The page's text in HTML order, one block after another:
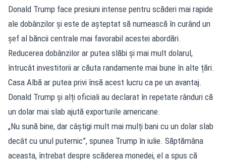
Donald Trump face presiuni intense pentru scăderi mai rapide
ale dobânzilor și este de așteptat să numească în curând un
șef al băncii centrale mai favorabil acestei abordări.
Reducerea dobânzilor ar putea slăbi și mai mult dolarul,
întrucât investitorii ar căuta randamente mai bune în alte țări.
Casa Albă ar putea privi însă acest lucru ca pe un avantaj.
Donald Trump și alți oficiali au declarat în repetate rânduri că
un dolar mai slab ajută exporturile americane.
„Nu sună bine, dar câștigi mult mai mulți bani cu un dolar slab
decât cu unul puternic”, spunea Trump în iulie. Săptămâna
aceasta, întrebat despre scăderea monedei, el a spus că